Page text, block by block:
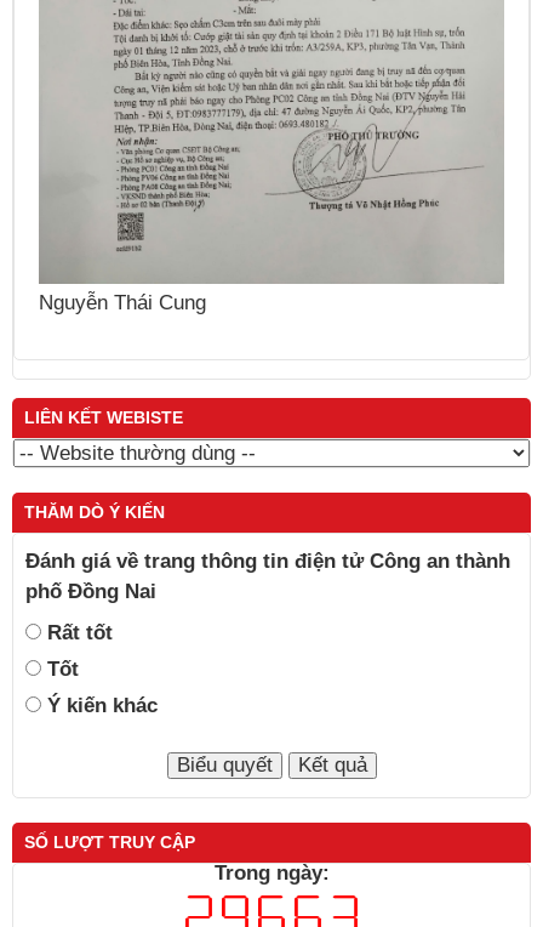
Nguyễn Thái Cung
LIÊN KẾT WEBISTE
THĂM DÒ Ý KIẾN
Đánh giá về trang thông tin điện tử Công an thành
phố Đồng Nai
Rất tốt
Tốt
Ý kiến khác
SỐ LƯỢT TRUY CẬP
Trong ngày: